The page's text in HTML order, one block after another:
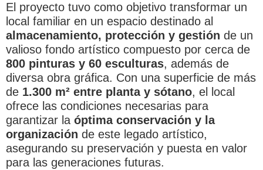
El proyecto tuvo como objetivo transformar un
local familiar en un espacio destinado al
almacenamiento, protección y gestión de un
valioso fondo artístico compuesto por cerca de
800 pinturas y 60 esculturas, además de
diversa obra gráfica. Con una superficie de más
de 1.300 m² entre planta y sótano, el local
ofrece las condiciones necesarias para
garantizar la óptima conservación y la
organización de este legado artístico,
asegurando su preservación y puesta en valor
para las generaciones futuras.